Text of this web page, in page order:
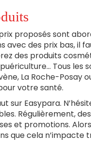
proposés sont
avec des prix bas, il
des produits
Tous les
La Roche-Posay
votre santé.
sur Easypara.
Régulièrement, des
et promotions. Alors
que cela n’impacte